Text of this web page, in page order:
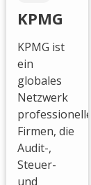
KPMG
KPMG ist
ein
globales
Netzwerk
professioneller
Firmen, die
Audit-,
Steuer-
und